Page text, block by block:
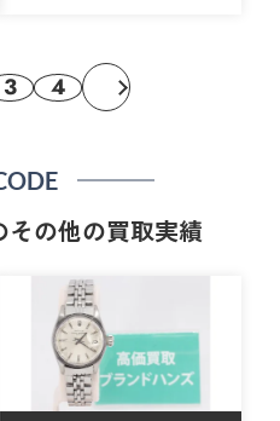
3 4
の他の買取実績